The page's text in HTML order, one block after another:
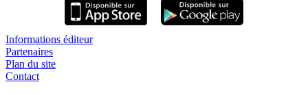
Informations éditeur
Partenaires
Plan du site
Contact